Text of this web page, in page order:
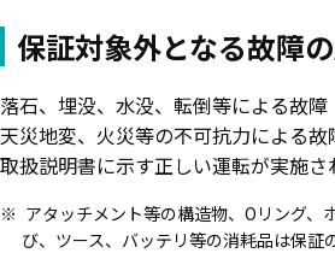
保証対象外となる故障
落石、埋没、水没、転倒等による故障
天災地変、火災等の不可抗力による故
取扱説明書に示す正しい運転が実施
アタッチメント等の構造物、Oリング、
び、ツース、バッテリ等の消耗品は保証